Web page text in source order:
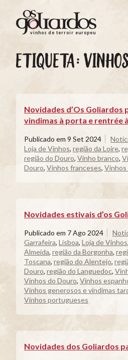
Os
Goliardos
de
Terroir
vinhos de terroir europeus
ETIQUETA:
Novidades d’Os Goliardos
vindimas à porta e rentrée
Publicado em 9 Set 2024
Loja de Vinhos, região da Loire,
região do Douro, Vinho branco,
Douro, Vinhos franceses,
Novidades estivais d’os
Publicado em 7 Ago 2024
Garrafeira, Lisboa, Loja de Vinhos,
Almeida, região da Borgonha,
Toscana, região do Alentejo,
Douro, região do Languedoc,
Vinhos do Douro, Vinhos
Vinhos generosos e vindimas
Vinhos portugueses
Novidades dos Goliardos